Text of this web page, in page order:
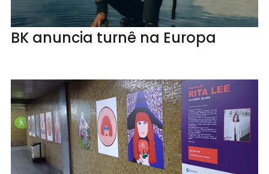
BK anuncia turnê na Europa